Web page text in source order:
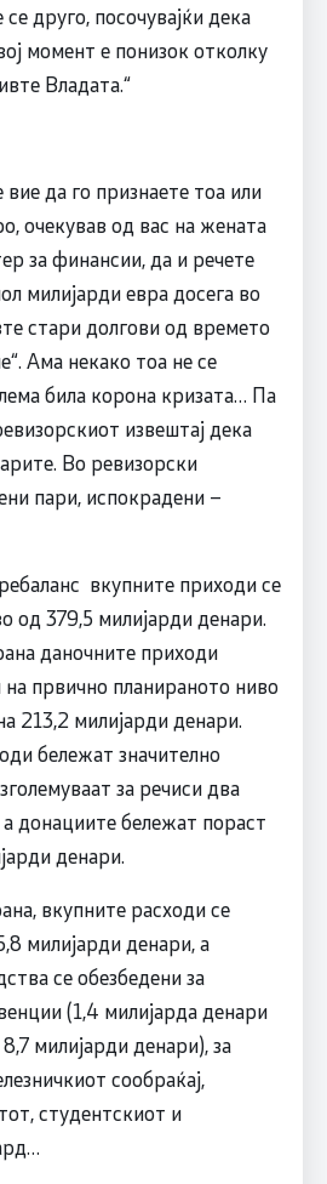
друго, посочувајќи дека
момент е понизок отколку
Владата.“
да го признаете тоа или
очекував од вас на жената
за финансии, да и речете
милијарди евра досега во
стари долгови од времето
Ама некако тоа не се
била корона кризата… Па
извештај дека
Во ревизорски
пари, испокрадени –
вкупните приходи се
од 379,5 милијарди денари.
даночните приходи
на првично планираното ниво
213,2 милијарди денари.
бележат значително
за речиси два
донациите бележат пораст
денари.
вкупните расходи се
милијарди денари, а
се обезбедени за
(1,4 милијарда денари
милијарди денари), за
сообраќај,
студентскиот и